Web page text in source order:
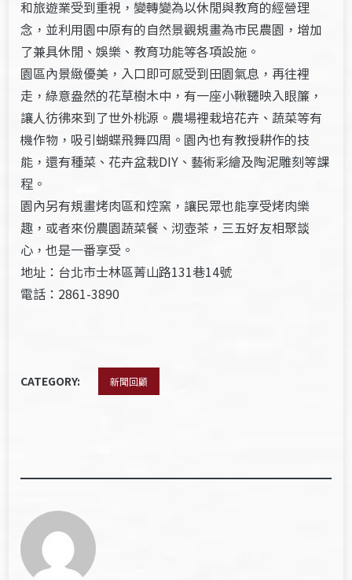
和旅遊業受到重視，變轉變為以休閒與教育的經營理
念，並利用園中原有的自然景觀規畫為市民農園，增加
了兼具休閒、娛樂、教育功能等各項設施。
園區內景緻優美，入口即可感受到田園氣息，再往裡
走，綠意盎然的花草樹木中，有一座小鞦韆映入眼簾，
讓人彷彿來到了世外桃源。農場裡栽培花卉、蔬菜等有
機作物，吸引蝴蝶飛舞四周。園內也有教授耕作的技
能，還有種菜、花卉盆栽DIY、藝術彩繪及陶泥雕刻等課
程。
園內另有規畫烤肉區和焢窯，讓民眾也能享受烤肉樂
趣，或者來份農園蔬菜餐、沏壺茶，三五好友相聚談
心，也是一番享受。
地址：台北市士林區菁山路131巷14號
電話：2861-3890
CATEGORY: 新聞回顧